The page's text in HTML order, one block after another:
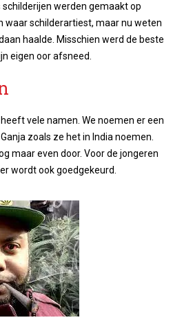
schilderijen werden gemaakt op
waar schilderartiest, maar nu weten
haalde. Misschien werd de beste
eigen oor afsneed.
vele namen. We noemen er een
zoals ze het in India noemen.
maar even door. Voor de jongeren
wordt ook goedgekeurd.